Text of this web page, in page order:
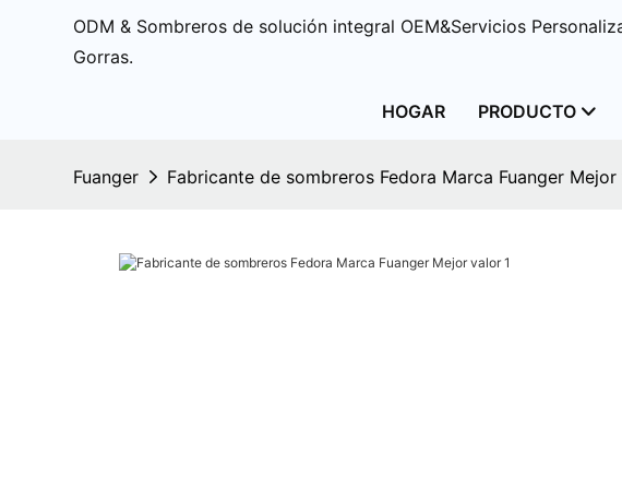
ODM & Sombreros de solución integral OEM&Servicios
Gorras.
HOGAR PRODUCTO
Fuanger Fabricante de sombreros Fedora Marca Fuanger